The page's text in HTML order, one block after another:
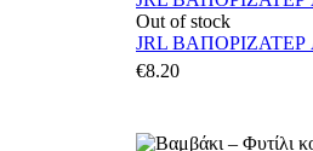
Out of stock
JRL ΒΑΠΟΡΙΖΑΤΕΡ
€8.20